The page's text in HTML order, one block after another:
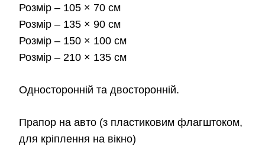
Розмір – 105 × 70 см
Розмір – 135 × 90 см
Розмір – 150 × 100 см
Розмір – 210 × 135 см
Односторонній та двосторонній.
Прапор на авто (з пластиковим флагштоком,
для кріплення на вікно)